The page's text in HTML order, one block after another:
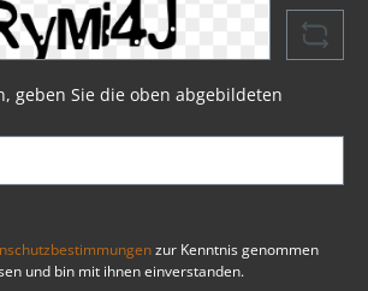
vier Lederriemen, die das
Schwingentasche am Heck Ihrer
ermöglichen. Die Tasche ist
Kunststoff und
gegen Verformungen bei
geschützt. Somit ist
durch unsere Profis bei BSB
in Kontakt zu treten. Unser
Team steht dir gerne beratend
geben Sie die oben abgebildeten
zur Kenntnis genommen
und bin mit ihnen einverstanden.